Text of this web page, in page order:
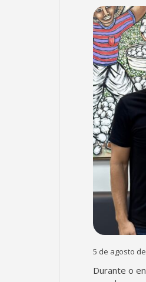
5 de agosto
Durante o